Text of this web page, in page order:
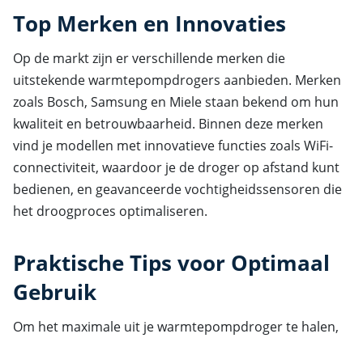
Top Merken en Innovaties
Op de markt zijn er verschillende merken die
uitstekende warmtepompdrogers aanbieden. Merken
zoals Bosch, Samsung en Miele staan bekend om hun
kwaliteit en betrouwbaarheid. Binnen deze merken
vind je modellen met innovatieve functies zoals WiFi-
connectiviteit, waardoor je de droger op afstand kunt
bedienen, en geavanceerde vochtigheidssensoren die
het droogproces optimaliseren.
Praktische Tips voor Optimaal
Gebruik
Om het maximale uit je warmtepompdroger te halen,